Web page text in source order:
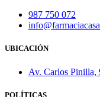
987 750 072
UBICACIÓN
Av. Carlos Pinilla,
POLÍTICAS